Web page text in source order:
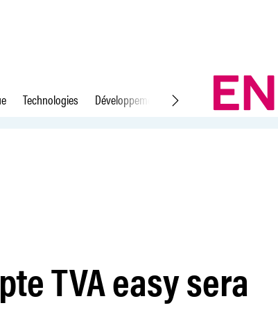
Technologies Développement durable Droit du travail
TVA easy sera